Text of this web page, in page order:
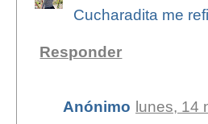
Cucharadita me
Responder
Anónimo lunes, 14